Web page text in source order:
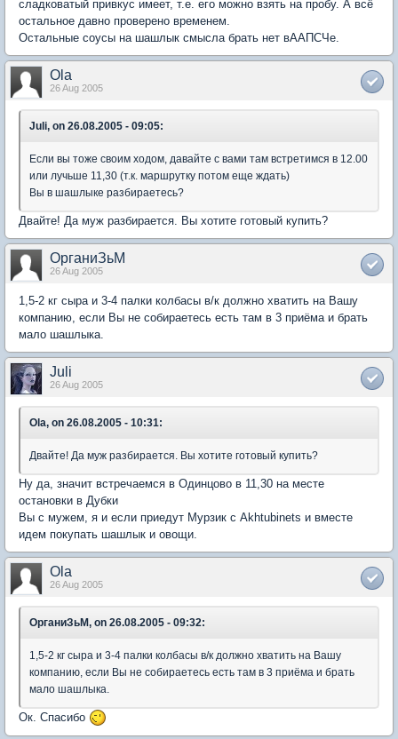
сладковатый привкус имеет, т.е. его можно взять на пробу. А всё
остальное давно проверено временем.
Остальные соусы на шашлык смысла брать нет вААПСЧе.
Ola
26 Aug 2005
Juli, on 26.08.2005 - 09:05:
Если вы тоже своим ходом, давайте с вами там встретимся в 12.00
или лучьше 11,30 (т.к. маршрутку потом еще ждать)
Вы в шашлыке разбираетесь?
Двайте! Да муж разбирается. Вы хотите готовый купить?
ОрганиЗьМ
26 Aug 2005
1,5-2 кг сыра и 3-4 палки колбасы в/к должно хватить на Вашу
компанию, если Вы не собираетесь есть там в 3 приёма и брать
мало шашлыка.
Juli
26 Aug 2005
Ola, on 26.08.2005 - 10:31:
Двайте! Да муж разбирается. Вы хотите готовый купить?
Ну да, значит встречаемся в Одинцово в 11,30 на месте
остановки в Дубки
Вы с мужем, я и если приедут Мурзик с Akhtubinets и вместе
идем покупать шашлык и овощи.
Ola
26 Aug 2005
ОрганиЗьМ, on 26.08.2005 - 09:32:
1,5-2 кг сыра и 3-4 палки колбасы в/к должно хватить на Вашу
компанию, если Вы не собираетесь есть там в 3 приёма и брать
мало шашлыка.
Ок. Спасибо